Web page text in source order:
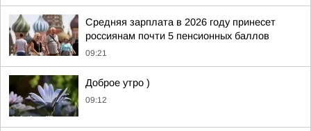
Средняя зарплата в 2026 году принесет
россиянам почти 5 пенсионных баллов
09:21
Доброе утро )
09:12